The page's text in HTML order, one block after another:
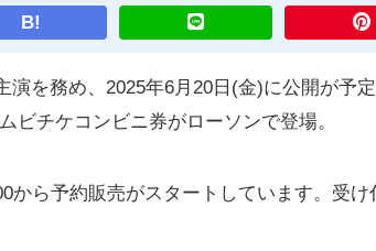
B!
を務め、2025年6月20日(金)に公開が予
ビチケコンビニ券がローソンで登場。
ら予約販売がスタートしています。受け